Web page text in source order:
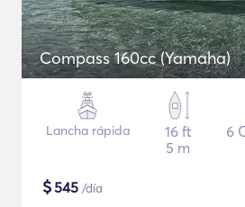
Compass 160cc (Yamaha)
Lancha rápida
16 ft
5 m
6
$545 /día